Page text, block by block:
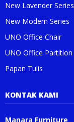
New Lavender Series
New Modern Series
UNO Office Chair
UNO Office Partition
Papan Tulis
KONTAK KAMI
Manara Furniture